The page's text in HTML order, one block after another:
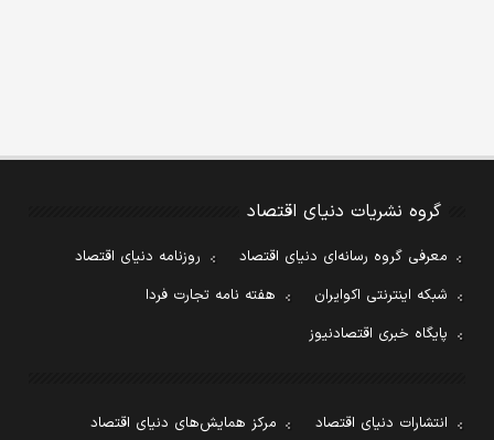
گروه نشریات دنیای اقتصاد
معرفی گروه رسانه‌ای دنیای اقتصاد
روزنامه دنیای اقتصاد
شبکه اینترنتی اکوایران
هفته نامه تجارت فردا
پایگاه خبری اقتصادنیوز
انتشارات دنیای اقتصاد
مرکز همایش‌های دنیای اقتصاد